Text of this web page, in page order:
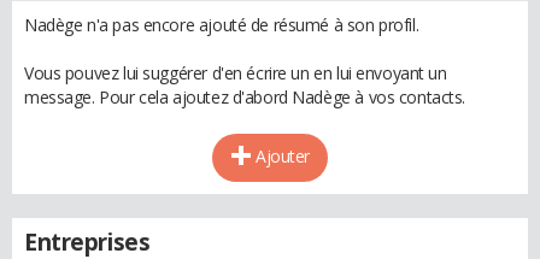
Nadège n'a pas encore ajouté de résumé à son profil.
Vous pouvez lui suggérer d'en écrire un en lui envoyant un
message. Pour cela ajoutez d'abord Nadège à vos contacts.
Ajouter
Entreprises